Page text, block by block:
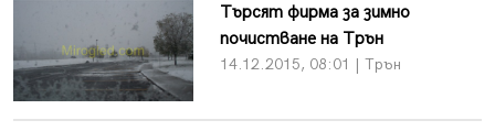
Търсят фирма за зимно
почистване на Трън
14.12.2015, 08:01 | Трън